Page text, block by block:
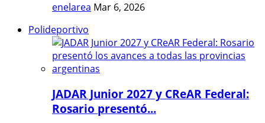
enelarea Mar 6, 2026
Polideportivo
JADAR Junior 2027 y CReAR Federal:
Rosario presentó...